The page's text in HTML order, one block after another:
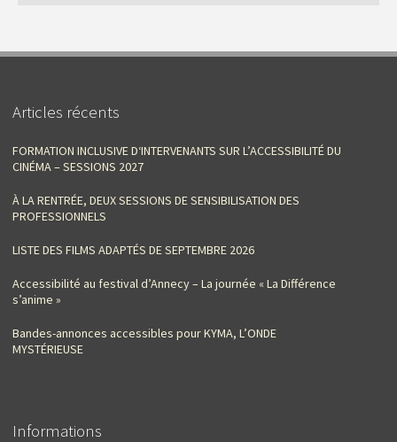
Articles récents
FORMATION INCLUSIVE D‘INTERVENANTS SUR L’ACCESSIBILITÉ DU
CINÉMA – SESSIONS 2027
À LA RENTRÉE, DEUX SESSIONS DE SENSIBILISATION DES
PROFESSIONNELS
LISTE DES FILMS ADAPTÉS DE SEPTEMBRE 2026
Accessibilité au festival d’Annecy – La journée « La Différence
s’anime »
Bandes-annonces accessibles pour KYMA, L’ONDE
MYSTÉRIEUSE
Informations